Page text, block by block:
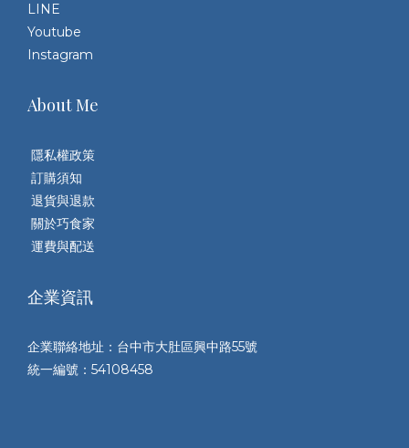
LINE
Youtube
Instagram
About Me
隱私權政策
訂購須知
退貨與退款
關於巧食家
運費與配送
企業資訊
企業聯絡地址：台中市大肚區興中路55號
統一編號：54108458